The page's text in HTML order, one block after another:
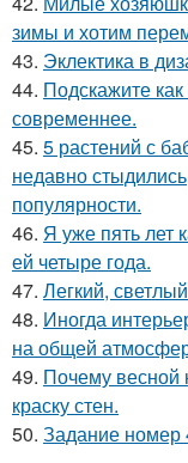
зимы и хотим
43. Эклектика в
44. Подскажите
современнее.
45. 5 растений с
недавно
популярности.
46. Я уже пять лет
ей четыре года.
47. Легкий,
48. Иногда
на общей
49. Почему весной
краску стен.
50. Задание номер